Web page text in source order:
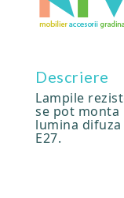
Descriere
Lampile
se pot monta
lumina
E27.